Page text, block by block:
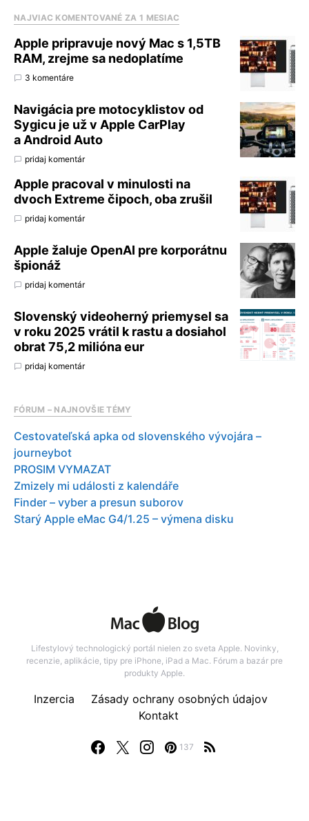
NAJVIAC KOMENTOVANÉ ZA 1 MESIAC
Apple pripravuje nový Mac s 1,5TB
RAM, zrejme sa nedoplatíme
3 komentáre
Navigácia pre motocyklistov od
Sygicu je už v Apple CarPlay
a Android Auto
pridaj komentár
Apple pracoval v minulosti na
dvoch Extreme čipoch, oba zrušil
pridaj komentár
Apple žaluje OpenAI pre korporátnu
špionáž
pridaj komentár
Slovenský videoherný priemysel sa
v roku 2025 vrátil k rastu a dosiahol
obrat 75,2 milióna eur
pridaj komentár
FÓRUM – NAJNOVŠIE TÉMY
Cestovateľská apka od slovenského vývojára –
journeybot
PROSIM VYMAZAT
Zmizely mi události z kalendáře
Finder – vyber a presun suborov
Starý Apple eMac G4/1.25 – výmena disku
Lifestylový technologický portál nielen zo sveta Apple. Novinky,
recenzie, aplikácie, tipy pre iPhone, iPad a Mac. Fórum a bazár pre
produkty Apple.
137
Inzercia
Zásady ochrany osobných údajov
Kontakt